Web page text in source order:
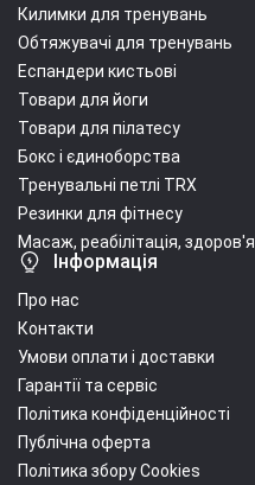
Килимки для тренувань
Обтяжувачі для тренувань
Еспандери кистьові
Товари для йоги
Товари для пілатесу
Бокс і єдиноборства
Тренувальні петлі TRX
Резинки для фітнесу
Масаж, реабілітація, здоров'я
Інформація
Про нас
Контакти
Умови оплати і доставки
Гарантії та сервіс
Політика конфіденційності
Публічна оферта
Політика збору Cookies